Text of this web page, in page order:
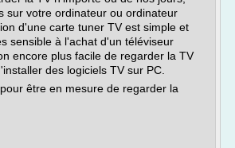
sur votre ordinateur ou ordinateur
d'une carte tuner TV est simple et
sensible à l'achat d'un téléviseur
encore plus facile de regarder la TV
des logiciels TV sur PC.
être en mesure de regarder la